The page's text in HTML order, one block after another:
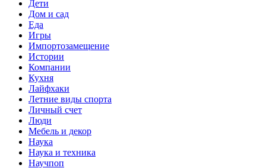
Дети
Дом и сад
Еда
Игры
Импортозамещение
Истории
Компании
Кухня
Лайфхаки
Летние виды спорта
Личный счет
Люди
Мебель и декор
Наука
Наука и техника
Научпоп